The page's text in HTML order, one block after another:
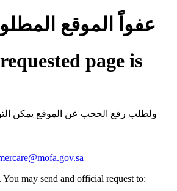
عفواً الموقع
page is
ولطلب رفع الحجب عن الموقع يمكن
may send and official request to: